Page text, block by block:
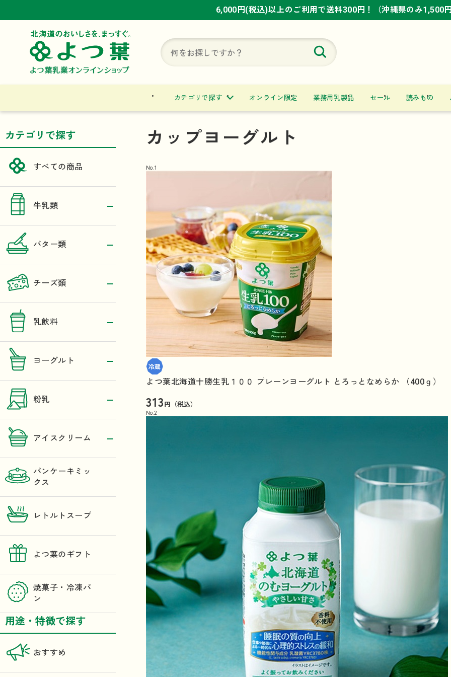
6,000円(税込)以上のご利用で送料300円！（沖縄県のみ1,500
6,000円(税込)以上のご利用で送料300円！（沖縄県のみ1,500
6,000円(税込)以上のご利用で送料300円！（沖縄県のみ1,500
カテゴリで探す オンライン限定 業務用乳製品 セール 読みもの
カテゴリで探す
すべての商品
牛乳類
バター類
チーズ類
乳飲料
ヨーグルト
粉乳
アイスクリーム
パンケーキミッ
クス
レトルトスープ
よつ葉のギフト
焼菓子・冷凍パ
ン
用途・特徴で探す
おすすめ
カップヨーグルト
No. 1
よつ葉北海道十勝生乳１００ プレーンヨーグルト とろっとなめらか （400ｇ）
313円（税込）
No.2